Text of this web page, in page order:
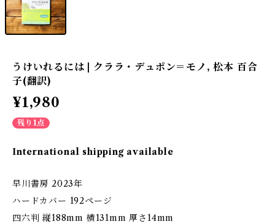
うけいれるには | クララ・デュポン＝モノ, 松本 百合
子(翻訳)
¥1,980
残り1点
International shipping available
早川書房 2023年
ハードカバー 192ページ
四六判 縦188mm 横131mm 厚さ14mm